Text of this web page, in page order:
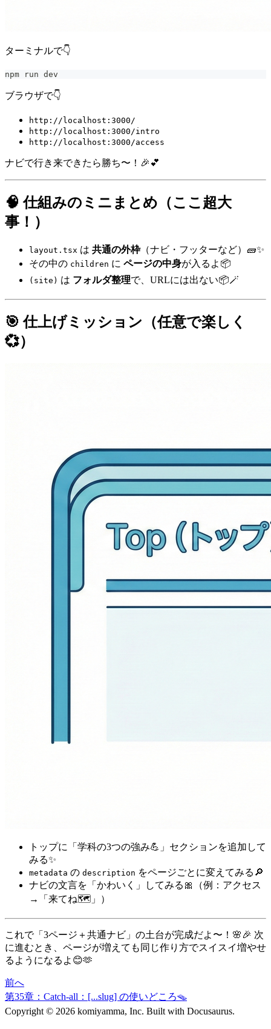
ターミナルで👇
npm run dev
ブラウザで👇
http://localhost:3000/
http://localhost:3000/intro
http://localhost:3000/access
ナビで行き来できたら勝ち〜！🎉💕
🧠 仕組みのミニまとめ（ここ超大
事！）
layout.tsx は 共通の外枠（ナビ・フッターなど）🧱✨
その中の children に ページの中身が入るよ📦
(site) は フォルダ整理で、URLには出ない📦🪄
🎯 仕上げミッション（任意で楽しく
💞）
トップに「学科の3つの強み💪」セクションを追加して
みる✨
metadata の description をページごとに変えてみる🔎
ナビの文言を「かわいく」してみる🎀（例：アクセス
→「来てね🗺️」）
これで「3ページ＋共通ナビ」の土台が完成だよ〜！🌸🎉 次
に進むとき、ページが増えても同じ作り方でスイスイ増やせ
るようになるよ😊🫶
前へ
第35章：Catch-all：[...slug] の使いどころ🪤
Copyright © 2026 komiyamma, Inc. Built with Docusaurus.